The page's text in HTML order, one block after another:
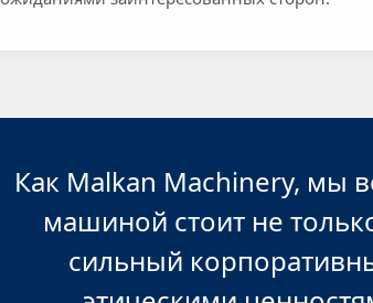
Как Malkan Machinery, мы
машиной стоит не
сильный